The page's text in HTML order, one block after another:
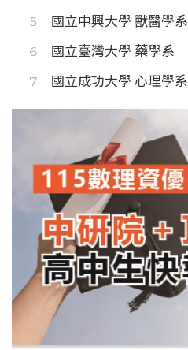
國立中興大學 獸醫學系
國立臺灣大學 藥學系
國立成功大學 心理學系